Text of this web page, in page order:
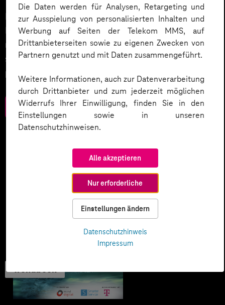
Die Daten werden für Analysen, Retargeting und
zur Ausspielung von personalisierten Inhalten und
Werbung auf Seiten der Telekom MMS, auf
Drittanbieterseiten sowie zu eigenen Zwecken von
Partnern genutzt und mit Daten zusammengeführt.
Weitere Informationen, auch zur Datenverarbeitung
durch Drittanbieter und zum jederzeit möglichen
Widerrufs Ihrer Einwilligung, finden Sie in den
Einstellungen sowie in unseren
Datenschutzhinweisen.
Alle akzeptieren
Nur erforderliche
Einstellungen ändern
Datenschutzhinweis
Impressum
Datenschutz in KI-Projekten leicht gemacht:
Entdecken Sie 10 entscheidende Schritte, um
rechtliche Anforderungen zu erfüllen, Vertrauen zu
stärken und Innovation sicher zu gestalten – inklusive
praktischer Checkliste zum Download.
Zum Download
Trendbook